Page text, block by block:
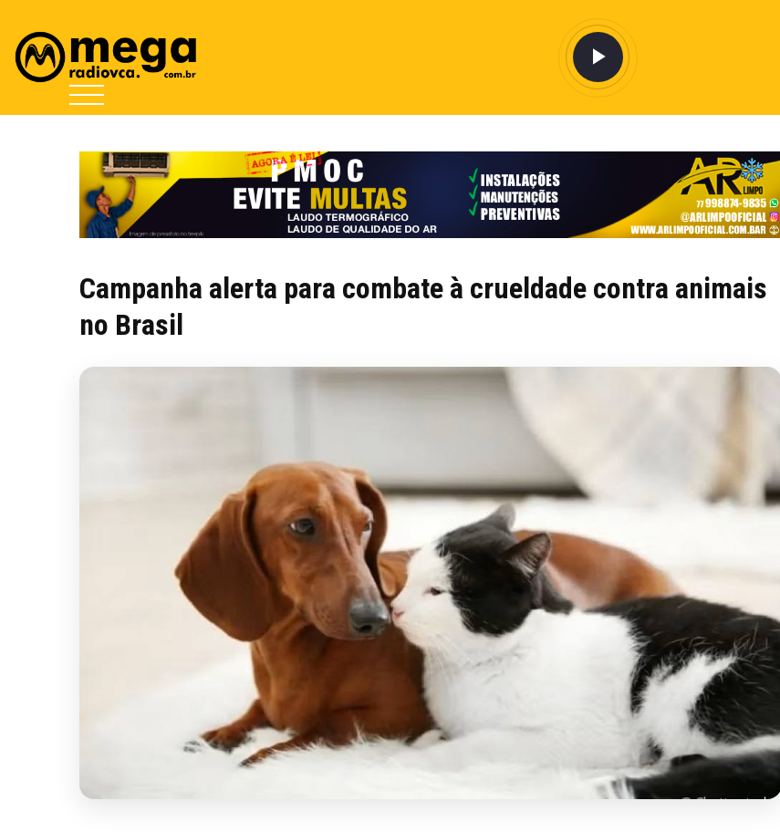
Campanha alerta para combate à crueldade contra animais
no Brasil